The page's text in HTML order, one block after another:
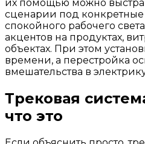
их помощью можно
сценарии под
спокойного рабочего
акцентов на продуктах,
объектах. При этом
времени, а перестройка
вмешательства в
Трековая
что это